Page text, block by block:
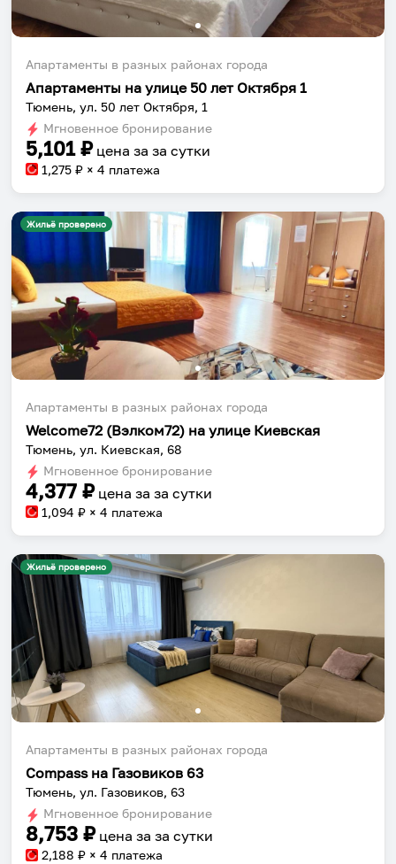
Апартаменты в разных районах города
Апартаменты на улице 50 лет Октября 1
Тюмень, ул. 50 лет Октября, 1
Мгновенное бронирование
5,101₽ цена за за сутки
1,275 ₽ × 4 платежа
Жильё проверено
Апартаменты в разных районах города
Welcome72 (Вэлком72) на улице Киевская
Тюмень, ул. Киевская, 68
Мгновенное бронирование
4,377 ₽ цена за за сутки
1,094 ₽ × 4 платежа
Жильё проверено
Апартаменты в разных районах города
Compass на Газовиков 63
Тюмень, ул. Газовиков, 63
Мгновенное бронирование
8,753 ₽ цена за за сутки
2,188 ₽ × 4 платежа